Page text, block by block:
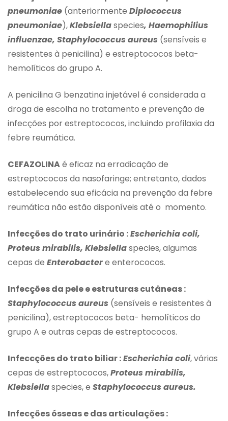
pneumoniae (anteriormente Diplococcus
pneumoniae),Klebsiellaspecies, Haemophilius
influenzae, Staphylococcus aureus (sensíveis e
resistentes à penicilina) e estreptococos beta-
hemolíticos do grupo A.
A penicilina G benzatina injetável é considerada a
droga de escolha no tratamento e prevenção de
infecções por estreptococos, incluindo profilaxia da
febre reumática.
CEFAZOLINAé eficaz na erradicação de
estreptococos da nasofaringe; entretanto, dados
estabelecendo sua eficácia na prevenção da febre
reumática não estão disponíveis até o momento.
Infecções do trato urinário :Escherichia coli,
Proteus mirabilis, Klebsiellaspecies, algumas
cepas de Enterobactere enterococos.
Infecções da pele e estruturas cutâneas :
Staphylococcus aureus (sensíveis e resistentes à
penicilina), estreptococos beta- hemolíticos do
grupo A e outras cepas de estreptococos.
Infeccções do trato biliar :Escherichia coli, várias
cepas de estreptococos,Proteus mirabilis,
Klebsiellaspecies, e Staphylococcus aureus.
Infecções ósseas e das articulações :